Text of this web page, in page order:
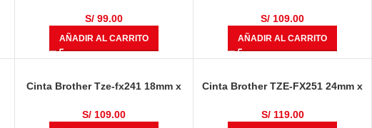
S/ 99.00
AÑADIR AL CARRITO
S/ 109.00
AÑADIR AL CARRITO
Cinta Brother Tze-fx241 18mm x
Blanco
S/ 109.00
Cinta Brother TZE-FX251 24mm x
Blanco
S/119.00